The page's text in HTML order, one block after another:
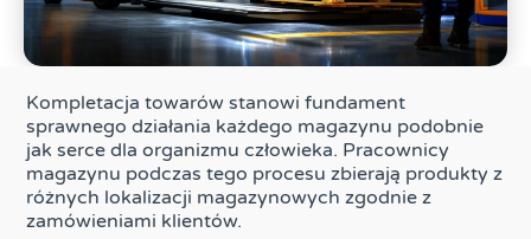
Kompletacja towarów stanowi fundament
sprawnego działania każdego magazynu podobnie
jak serce dla organizmu człowieka. Pracownicy
magazynu podczas tego procesu zbierają produkty z
różnych lokalizacji magazynowych zgodnie z
zamówieniami klientów.